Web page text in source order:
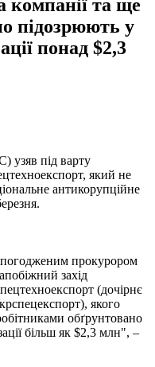
компанії та ще
підозрюють у
понад $2,3
узяв під варту
який не
антикорупційне
прокурором
захід
(дочірнє
якого
обґрунтовано
більш як $2,3 млн", –